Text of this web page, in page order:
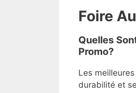
Foire
Quelles
Promo?
Les
durabilité et